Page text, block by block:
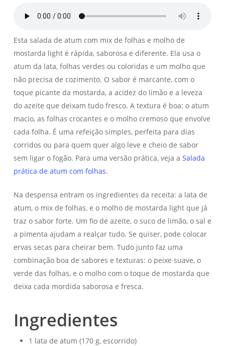
Esta salada de atum com mix de folhas e molho de
mostarda light é rápida, saborosa e diferente. Ela usa o
atum da lata, folhas verdes ou coloridas e um molho que
não precisa de cozimento. O sabor é marcante, com o
toque picante da mostarda, a acidez do limão e a leveza
do azeite que deixam tudo fresco. A textura é boa: o atum
macio, as folhas crocantes e o molho cremoso que envolve
cada folha. É uma refeição simples, perfeita para dias
corridos ou para quem quer algo leve e cheio de sabor
sem ligar o fogão. Para uma versão prática, veja a Salada
prática de atum com folhas.
Na despensa entram os ingredientes da receita: a lata de
atum, o mix de folhas, e o molho de mostarda light que já
traz o sabor forte. Um fio de azeite, o suco de limão, o sal e
a pimenta ajudam a realçar tudo. Se quiser, pode colocar
ervas secas para cheirar bem. Tudo junto faz uma
combinação boa de sabores e texturas: o peixe suave, o
verde das folhas, e o molho com o toque de mostarda que
deixa cada mordida saborosa e fresca.
Ingredientes
1 lata de atum (170 g, escorrido)